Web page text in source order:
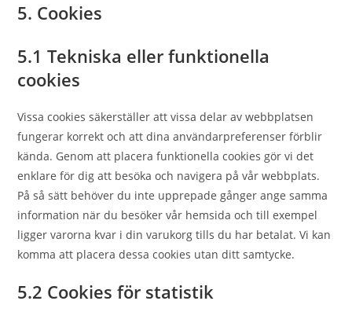
5. Cookies
5.1 Tekniska eller funktionella
cookies
Vissa cookies säkerställer att vissa delar av webbplatsen
fungerar korrekt och att dina användarpreferenser förblir
kända. Genom att placera funktionella cookies gör vi det
enklare för dig att besöka och navigera på vår webbplats.
På så sätt behöver du inte upprepade gånger ange samma
information när du besöker vår hemsida och till exempel
ligger varorna kvar i din varukorg tills du har betalat. Vi kan
komma att placera dessa cookies utan ditt samtycke.
5.2 Cookies för statistik